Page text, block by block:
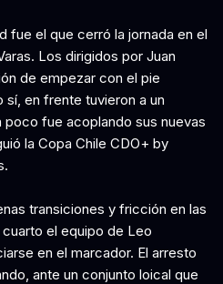
fue el que cerró la jornada en el
Los dirigidos por Juan
de empezar con el pie
en frente tuvieron a un
fue acoplando sus nuevas
la Copa Chile CDO+ by
transiciones y fricción en las
el equipo de Leo
en el marcador. El arresto
ante un conjunto loical que